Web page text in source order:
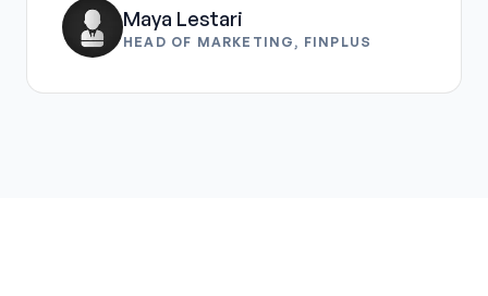
Maya Lestari
HEAD OF MARKETING, FINPLUS